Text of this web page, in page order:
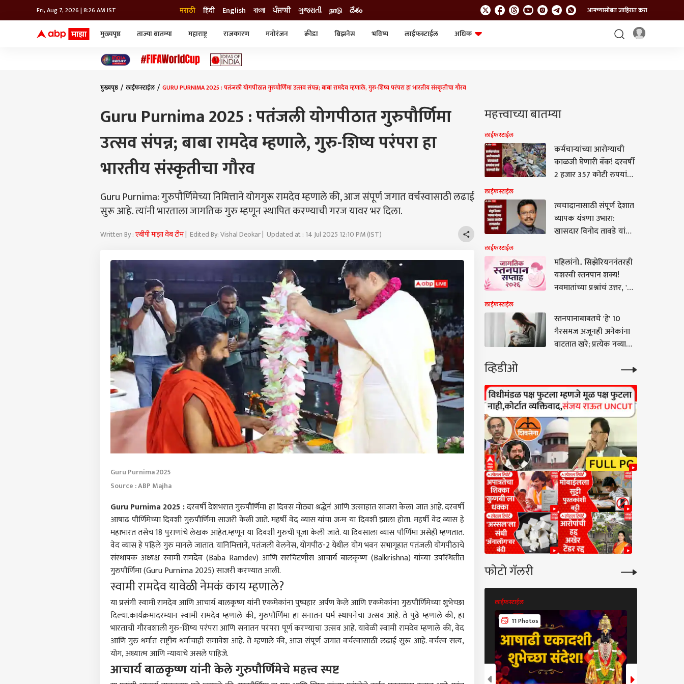
Fri, Aug 7, 2026 | 8:26 AM IST मराठी हिंदी English বাংলা ਪੰਜਾਬੀ ગુજરાતી நாடு దేశం आमच्यासोबत जाहिरात करा
मुख्यपृष्ठ ताज्या बातम्या महाराष्ट्र राजकारण मनोरंजन क्रीडा बिझनेस भविष्य लाईफस्टाईल
अधिक
मुख्यपृष्ठ लाईफस्टाईल GURU PURNIMA 2025 : पतंजली योगपीठात गुरुपौर्णिमा उत्सव संपन्न; बाबा रामदेव म्हणाले, गुरु-शिष्य परंपरा हा भारतीय संस्कृतीचा गौरव
Guru Purnima 2025 : पतंजली योगपीठात गुरुपौर्णिमा
उत्सव संपन्न; बाबा रामदेव म्हणाले, गुरु-शिष्य परंपरा हा
भारतीय संस्कृतीचा गौरव
Guru Purnima: गुरुपौर्णिमेच्या निमित्ताने योगगुरू रामदेव म्हणाले की, आज संपूर्ण जगात वर्चस्वासाठी लढाई
सुरू आहे. त्यांनी भारताला जागतिक गुरु म्हणून स्थापित करण्याची गरज यावर भर दिला.
Written By :एबीपी माझा वेब टीम| Edited By: Vishal Deokar | Updated at : 14 Jul 2025 12:10 PM (IST)
Guru Purnima 2025
Source : ABP Majha
Guru Purnima 2025 :दरवर्षी देशभरात गुरुपौर्णिमा हा दिवस मोठ्या श्रद्धेनं आणि उत्साहात साजरा केला जात आहे. दरवर्षी
आषाढ पौर्णिमेच्या दिवशी गुरुपौर्णिमा साजरी केली जाते. महर्षी वेद व्यास यांचा जन्म या दिवशी झाला होता. महर्षी वेद व्यास हे
महाभारत तसेच 18 पुराणांचे लेखक आहेत.म्हणून या दिवशी गुरुची पूजा केली जाते. या दिवसाला व्यास पौर्णिमा असेही म्हणतात.
वेद व्यास हे पहिले गुरु मानले जातात. यानिमित्ताने, पतंजली वेलनेस, योगपीठ-2 येथील योग भवन सभागृहात पतंजली योगपीठाचे
संस्थापक अध्यक्ष स्वामी रामदेव (Baba Ramdev) आणि सरचिटणीस आचार्य बालकृष्ण (Balkrishna) यांच्या उपस्थितीत
गुरुपौर्णिमा (Guru Purnima 2025) साजरी करण्यात आली.
स्वामी रामदेव यावेळी नेमकं काय म्हणाले?
या प्रसंगी स्वामी रामदेव आणि आचार्य बालकृष्ण यांनी एकमेकांना पुष्पहार अर्पण केले आणि एकमेकांना गुरुपौर्णिमेच्या शुभेच्छा
दिल्या.कार्यक्रमादरम्यान स्वामी रामदेव म्हणाले की, गुरुपौर्णिमा हा सनातन धर्म स्थापनेचा उत्सव आहे. ते पुढे म्हणाले की, हा
भारताची गौरवशाली गुरु-शिष्य परंपरा आणि सनातन परंपरा पूर्ण करण्याचा उत्सव आहे. यावेळी स्वामी रामदेव म्हणाले की, वेद
आणि गुरु धर्मात राष्ट्रीय धर्माचाही समावेश आहे. ते म्हणाले की, आज संपूर्ण जगात वर्चस्वासाठी लढाई सुरू आहे. वर्चस्व सत्य,
योग, अध्यात्म आणि न्यायाचे असले पाहिजे.
आचार्य बाळकृष्ण यांनी केले गुरुपौर्णिमेचे महत्त्व स्पष्ट
महत्त्वाच्या बातम्या
लाईफस्टाईल
कर्मचाऱ्यांच्या आरोग्याची
काळजी घेणारी बँक! दरवर्षी
2 हजार 357 कोटी रुपयांचा
माहिती
लाईफस्टाईल
त्वचादानासाठी संपूर्ण देशात
व्यापक यंत्रणा उभारा:
खासदार विनोद तावडे यांची
लाईफस्टाईल
महिलांनो.. सिझेरियननंतरही
यशस्वी स्तनपान शक्य!
नवमातांच्या प्रश्नांचं उत्तर, 'ही'
महत्त्व
लाईफस्टाईल
स्तनपानाबाबतचे 'हे' 10
गैरसमज अजूनही अनेकांना
वाटतात खरे; प्रत्येक नव्या
व्हिडीओ
फोटो गॅलरी
लाईफस्टाईल
11 Photos
हॅलो गेस्ट
पर्सनल कॉर्नर
टॉप आर्टिकल
क्रीडा क्रिकेट मुंबई राजकारण